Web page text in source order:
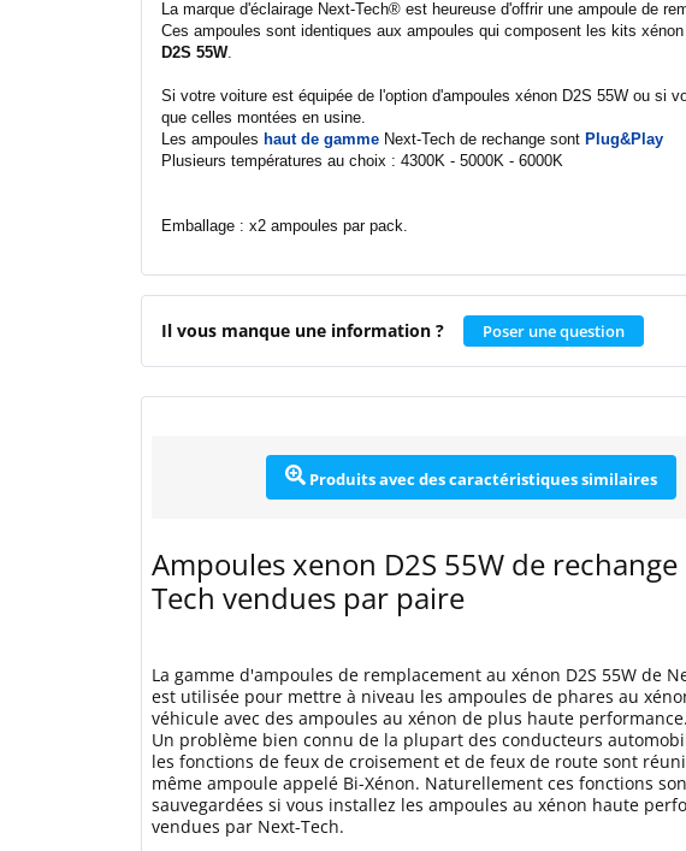
La marque d'éclairage Next-Tech® est heureuse d'offrir une ampoule de
Ces ampoules sont identiques aux ampoules qui composent les kits
D2S 55W.
Si votre voiture est équipée de l'option d'ampoules xénon D2S 55W ou si
que celles montées en usine.
Les ampoules haut de gamme Next-Tech de rechange sont Plug&Play
Plusieurs températures au choix : 4300K - 5000K - 6000K
Emballage : x2 ampoules par pack.
Il vous manque une information ? Poser une question
Produits avec des caractéristiques similaires
Ampoules xenon D2S 55W de
Tech vendues par paire
La gamme d'ampoules de remplacement au xénon D2S 55W de
est utilisée pour mettre à niveau les ampoules de phares au
véhicule avec des ampoules au xénon de plus haute performance.
Un problème bien connu de la plupart des conducteurs
les fonctions de feux de croisement et de feux de route sont
même ampoule appelé Bi-Xénon. Naturellement ces fonctions
sauvegardées si vous installez les ampoules au xénon haute
vendues par Next-Tech.